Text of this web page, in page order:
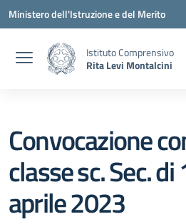
Vai ai contenuti
Vai al menu di navigazione
Vai al footer
Ministero dell'Istruzione e del Merito
Istituto Comprensivo
Rita Levi Montalcini
Convocazione
classe sc. Sec.
aprile 2023